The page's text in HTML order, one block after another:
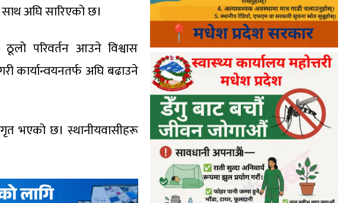
अघि सारिएको छ।
ठूलो परिवर्तन आउने विश्वास
कार्यान्वयनतर्फ अघि बढाउने
भएको छ। स्थानीयवासीहरू